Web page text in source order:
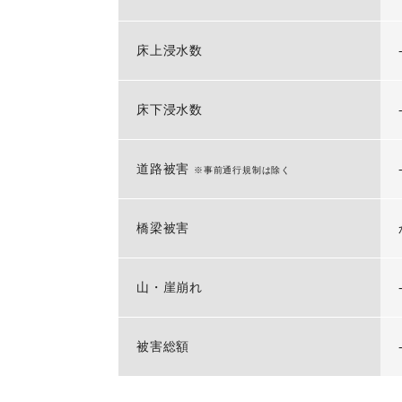
床上浸水数 -
床下浸水数 -
道路被害 ※事前通行規制は除く -
橋梁被害
山・崖崩れ -
被害総額 -